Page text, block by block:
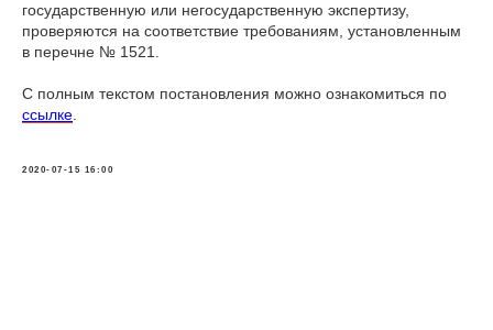
государственную или негосударственную экспертизу,
проверяются на соответствие требованиям, установленным
в перечне № 1521.
С полным текстом постановления можно ознакомиться по
ссылке
2020-07-15 16:00